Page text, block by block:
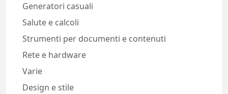
Generatori casuali
Salute e calcoli
Strumenti per documenti e contenuti
Rete e hardware
Varie
Design e stile